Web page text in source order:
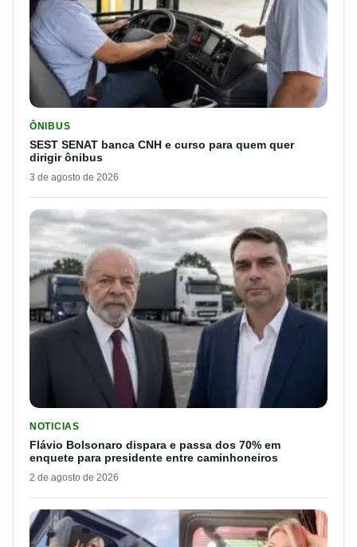
ÔNIBUS
SEST SENAT banca CNH e curso para quem quer
dirigir ônibus
3 de agosto de 2026
NOTICIAS
Flávio Bolsonaro dispara e passa dos 70% em
enquete para presidente entre caminhoneiros
2 de agosto de 2026